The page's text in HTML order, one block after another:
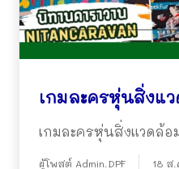
เกมละครหุ่นสิ่งแ
เกมละครหุ่นสิ่งแวดล้อ
ผู้โพสต์ Admin.DPF 18 ส